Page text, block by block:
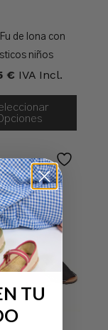
de lona con
niños
€ IVA Incl.
TU